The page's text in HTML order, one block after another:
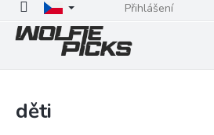
Přihlášení
děti